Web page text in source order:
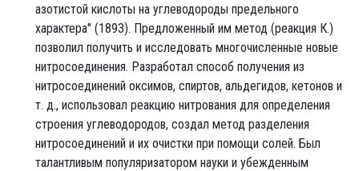
азотистой кислоты на углеводороды предельного
характера" (1893). Предложенный им метод (реакция К.)
позволил получить и исследовать многочисленные новые
нитросоединения. Разработал способ получения из
нитросоединений оксимов, спиртов, альдегидов, кетонов и
т. д., использовал реакцию нитрования для определения
строения углеводородов, создал метод разделения
нитросоединений и их очистки при помощи солей. Был
талантливым популяризатором науки и убежденным